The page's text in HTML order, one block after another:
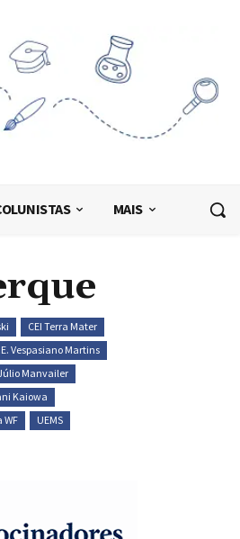
MAIS
CEI Terra Mater
Vespasiano Martins
Manvailer
Kaiowa
WF UEMS